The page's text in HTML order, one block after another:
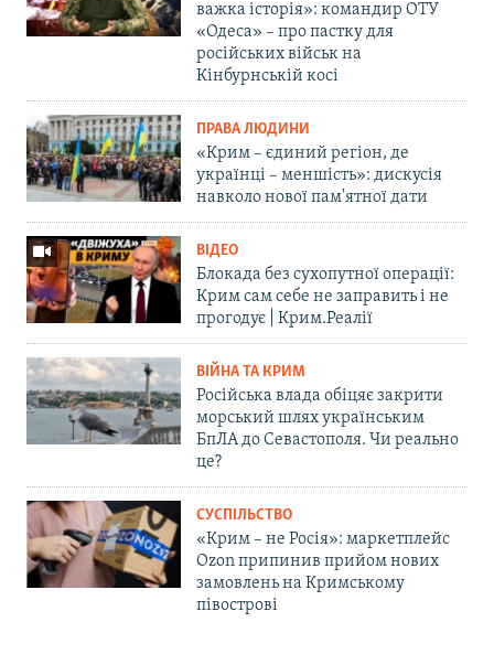
важка історія»: командир ОТУ
«Одеса» – про пастку для
російських військ на
Кінбурнській косі
ПРАВА ЛЮДИНИ
«Крим – єдиний регіон, де
українці – меншість»: дискусія
навколо нової пам'ятної дати
ВІДЕО
Блокада без сухопутної операції:
Крим сам себе не заправить і не
прогодує | Крим.Реалії
ВІЙНА ТА КРИМ
Російська влада обіцяє закрити
морський шлях українським
БпЛА до Севастополя. Чи реально
це?
СУСПІЛЬСТВО
«Крим – не Росія»: маркетплейс
Ozon припинив прийом нових
замовлень на Кримському
півострові